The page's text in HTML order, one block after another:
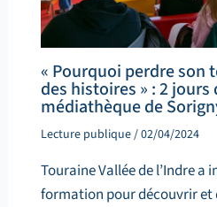
« Pourquoi perdre son
des histoires » : 2
médiathèque de
Lecture publique/02/04/2024
Touraine Vallée de l’Indre a
formation pour découvrir